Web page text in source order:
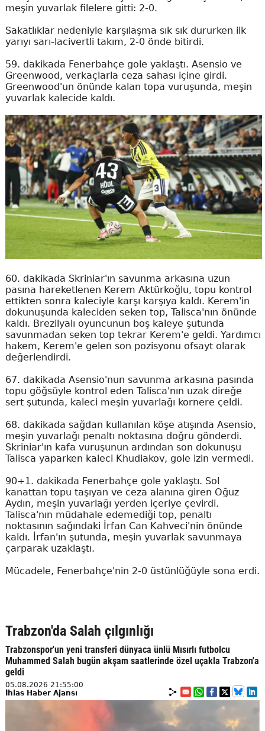
meşin yuvarlak filelere gitti: 2-0.
Sakatlıklar nedeniyle karşılaşma sık sık dururken ilk
yarıyı sarı-lacivertli takım, 2-0 önde bitirdi.
59. dakikada Fenerbahçe gole yaklaştı. Asensio ve
Greenwood, verkaçlarla ceza sahası içine girdi.
Greenwood'un önünde kalan topa vuruşunda, meşin
yuvarlak kalecide kaldı.
60. dakikada Skriniar'ın savunma arkasına uzun
pasına hareketlenen Kerem Aktürkoğlu, topu kontrol
ettikten sonra kaleciyle karşı karşıya kaldı. Kerem'in
dokunuşunda kaleciden seken top, Talisca'nın önünde
kaldı. Brezilyalı oyuncunun boş kaleye şutunda
savunmadan seken top tekrar Kerem'e geldi. Yardımcı
hakem, Kerem'e gelen son pozisyonu ofsayt olarak
değerlendirdi.
67. dakikada Asensio'nun savunma arkasına pasında
topu göğsüyle kontrol eden Talisca'nın uzak direğe
sert şutunda, kaleci meşin yuvarlağı kornere çeldi.
68. dakikada sağdan kullanılan köşe atışında Asensio,
meşin yuvarlağı penaltı noktasına doğru gönderdi.
Skriniar'ın kafa vuruşunun ardından son dokunuşu
Talisca yaparken kaleci Khudiakov, gole izin vermedi.
90+1. dakikada Fenerbahçe gole yaklaştı. Sol
kanattan topu taşıyan ve ceza alanına giren Oğuz
Aydın, meşin yuvarlağı yerden içeriye çevirdi.
Talisca'nın müdahale edemediği top, penaltı
noktasının sağındaki İrfan Can Kahveci'nin önünde
kaldı. İrfan'ın şutunda, meşin yuvarlak savunmaya
çarparak uzaklaştı.
Mücadele, Fenerbahçe'nin 2-0 üstünlüğüyle sona erdi.
Trabzon'da Salah çılgınlığı
Trabzonspor'un yeni transferi dünyaca ünlü Mısırlı futbolcu
Muhammed Salah bugün akşam saatlerinde özel uçakla Trabzon'a
geldi
05.08.2026 21:55:00
İhlas Haber Ajansı